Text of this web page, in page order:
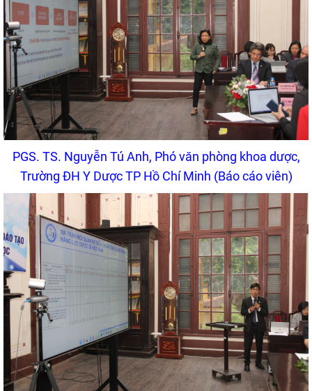
PGS. TS. Nguyễn Tú Anh, Phó văn phòng khoa dược,
Trường ĐH Y Dược TP Hồ Chí Minh (Báo cáo viên)